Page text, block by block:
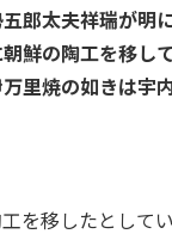
郎太夫祥瑞が明
鮮の陶工を移し
里焼の如きは宇
を移したとして